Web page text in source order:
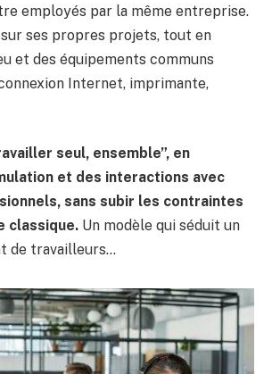
employés par la même entreprise.
ses propres projets, tout en
et des équipements communs
Internet, imprimante,
seul, ensemble”, en
et des interactions avec
sans subir les contraintes
classique. Un modèle qui séduit un
de travailleurs…